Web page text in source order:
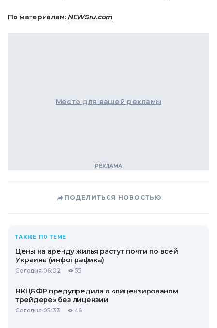
По материалам: NEWSru.com
Место для вашей рекламы
ПОДЕЛИТЬСЯ НОВОСТЬЮ
ТАКЖЕ ПО ТЕМЕ
Цены на аренду жилья растут почти по всей
Украине (инфографика)
Сегодня 06:02 55
НКЦБФР предупредила о «лицензированом
трейдере» без лицензии
Сегодня 05:33 46